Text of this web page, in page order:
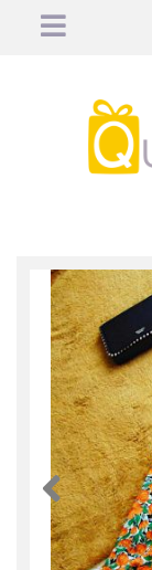
Anterior